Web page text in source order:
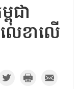
ជា
លេខាលើ